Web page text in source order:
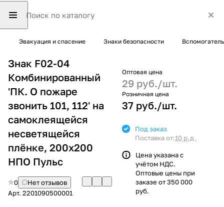
Эвакуация и спасение Знаки безопасности
Знак F02-04
Комбинированный
'ПК. О пожаре
звонить 101, 112' на
самоклеящейся
несветящейся
плёнке, 200х200
НПО Пульс
0
Нет отзывов
Арт. 2201090500001
Оптовая цена
29 руб./шт.
Розничная цена
37 руб./шт.
Под заказ
Поставка от:10 р.д.
Цена указана с
учётом НДС.
Оптовые цены при
заказе от 350 000
руб.